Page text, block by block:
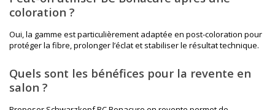
coloration ?
Oui, la gamme est particulièrement adaptée en post-coloration pour
protéger la fibre, prolonger l’éclat et stabiliser le résultat technique.
Quels sont les bénéfices pour la revente en
salon ?